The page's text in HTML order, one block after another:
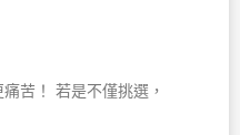
苦！ 若是不僅挑選，